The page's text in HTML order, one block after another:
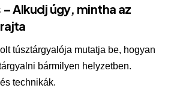
– Alkudj úgy, mintha az
túsztárgyalója mutatja be, hogyan
bármilyen helyzetben.
technikák.